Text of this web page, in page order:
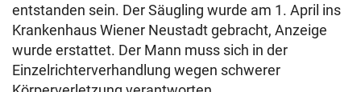
entstanden sein. Der Säugling wurde am 1. April ins
Krankenhaus Wiener Neustadt gebracht, Anzeige
wurde erstattet. Der Mann muss sich in der
Einzelrichterverhandlung wegen schwerer